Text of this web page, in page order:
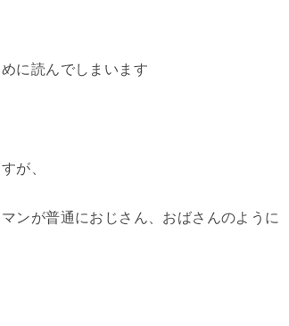
に読んでしまいます
が、
ンが普通におじさん、おばさんのように